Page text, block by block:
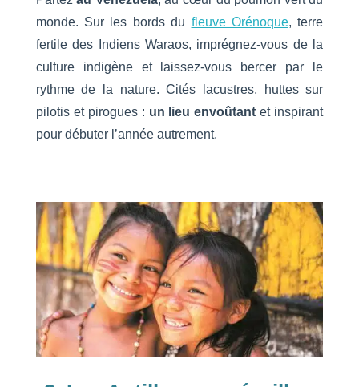
monde. Sur les bords du fleuve Orénoque, terre
fertile des Indiens Waraos, imprégnez-vous de la
culture indigène et laissez-vous bercer par le
rythme de la nature. Cités lacustres, huttes sur
pilotis et pirogues : un lieu envoûtant et inspirant
pour débuter l’année autrement.